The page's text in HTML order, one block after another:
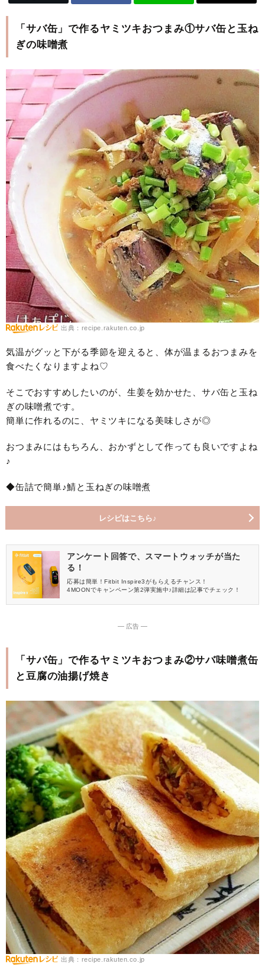
「サバ缶」で作るヤミツキおつまみ①サバ缶と玉ね
ぎの味噌煮
出典：recipe.rakuten.co.jp
気温がグッと下がる季節を迎えると、体が温まるおつまみを
食べたくなりますよね♡
そこでおすすめしたいのが、生姜を効かせた、サバ缶と玉ね
ぎの味噌煮です。
簡単に作れるのに、ヤミツキになる美味しさが◎
おつまみにはもちろん、おかずとして作っても良いですよね
♪
◆缶詰で簡単♪鯖と玉ねぎの味噌煮
レシピはこちら♪
アンケート回答で、スマートウォッチが当た
る！
応募は簡単！Fitbit Inspire3がもらえるチャンス！
4MOONでキャンペーン第2弾実施中♪詳細は記事でチェック！
― 広告 ―
「サバ缶」で作るヤミツキおつまみ②サバ味噌煮缶
と豆腐の油揚げ焼き
出典：recipe.rakuten.co.jp